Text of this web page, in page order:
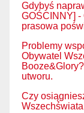
Gdybyś
GOŚCINNY] -
prasowa
Problemy
Obywatel
utworu.
Czy
Wszechświata